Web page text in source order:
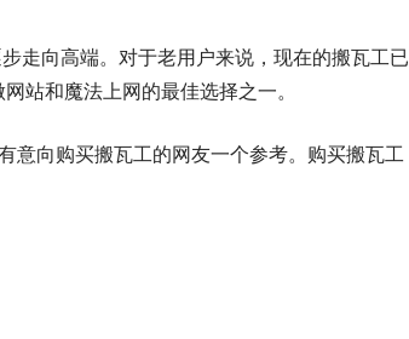
走向高端。对于老用户来说，现在的搬瓦工已
站和魔法上网的最佳选择之一。
意向购买搬瓦工的网友一个参考。购买搬瓦工